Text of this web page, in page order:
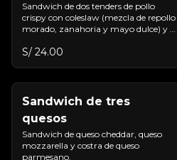
Sandwich de dos tenders de pollo
crispy con coleslaw (mezcla de repollo
morado, zanahoria y mayo dulce) y
S/ 24.00
Sandwich de tres
quesos
Sandwich de queso cheddar, queso
mozzarella y costra de queso
parmesano.